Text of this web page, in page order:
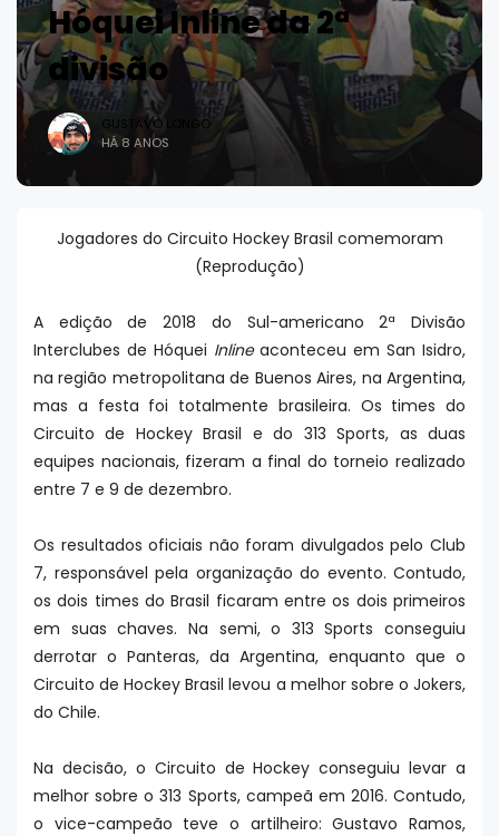
Hóquei Inline da 2ª
divisão
GUSTAVO LONGO
HÁ 8 ANOS
Jogadores do Circuito Hockey Brasil comemoram
(Reprodução)
A edição de 2018 do Sul-americano 2ª Divisão
Interclubes de Hóquei Inlineaconteceu em San Isidro,
na região metropolitana de Buenos Aires, na Argentina,
mas a festa foi totalmente brasileira. Os times do
Circuito de Hockey Brasil e do 313 Sports, as duas
equipes nacionais, fizeram a final do torneio realizado
entre 7 e 9 de dezembro.
Os resultados oficiais não foram divulgados pelo Club
7, responsável pela organização do evento. Contudo,
os dois times do Brasil ficaram entre os dois primeiros
em suas chaves. Na semi, o 313 Sports conseguiu
derrotar o Panteras, da Argentina, enquanto que o
Circuito de Hockey Brasil levou a melhor sobre o Jokers,
do Chile.
Na decisão, o Circuito de Hockey conseguiu levar a
melhor sobre o 313 Sports, campeã em 2016. Contudo,
o vice-campeão teve o artilheiro: Gustavo Ramos,